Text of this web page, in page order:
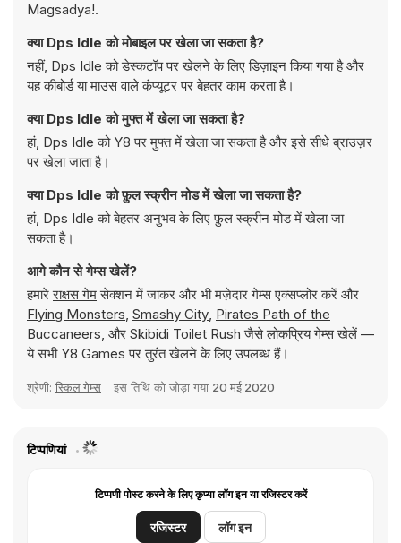
Magsadya!.
क्या Dps Idle को मोबाइल पर खेला जा सकता है?
नहीं, Dps Idle को डेस्कटॉप पर खेलने के लिए डिज़ाइन किया गया है और
यह कीबोर्ड या माउस वाले कंप्यूटर पर बेहतर काम करता है।
क्या Dps Idle को मुफ्त में खेला जा सकता है?
हां, Dps Idle को Y8 पर मुफ्त में खेला जा सकता है और इसे सीधे ब्राउज़र
पर खेला जाता है।
क्या Dps Idle को फ़ुल स्क्रीन मोड में खेला जा सकता है?
हां, Dps Idle को बेहतर अनुभव के लिए फ़ुल स्क्रीन मोड में खेला जा
सकता है।
आगे कौन से गेम्स खेलें?
हमारेराक्षस गेमसेक्शन में जाकर और भी मज़ेदार गेम्स एक्सप्लोर करें और
Flying Monsters, Smashy City, Pirates Path of the
Buccaneers, और Skibidi Toilet Rush जैसे लोकप्रिय गेम्स खेलें —
ये सभी Y8 Games पर तुरंत खेलने के लिए उपलब्ध हैं।
श्रेणी: स्किल गेम्स इस तिथि को जोड़ा गया 20 मई 2020
टिप्पणियां
टिप्पणी पोस्ट करने के लिए कृप्या लॉग इन या रजिस्टर करें
रजिस्टर लॉग इन